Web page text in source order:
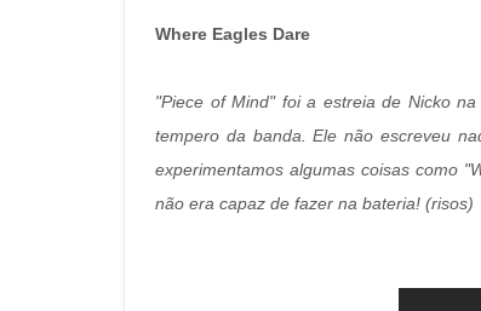
Where Eagles Dare
"Piece of Mind" foi a estreia de Nicko
tempero da banda. Ele não escreveu
experimentamos algumas coisas como
não era capaz de fazer na bateria! (risos)